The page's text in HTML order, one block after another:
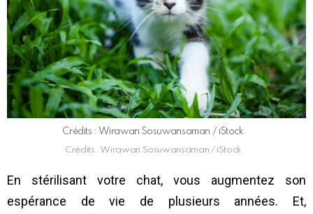
Crédits : Wirawan Sosuwansaman / iStock
Crédits : Wirawan Sosuwansaman / iStock
En stérilisant votre chat, vous augmentez son
espérance de vie de plusieurs années. Et,